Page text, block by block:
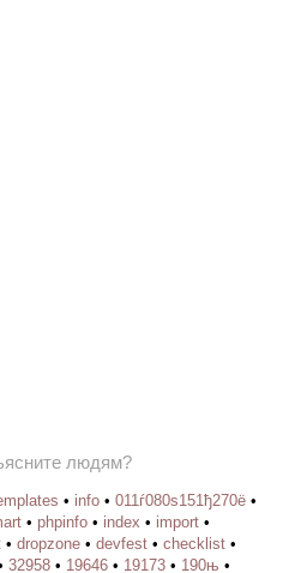
людям?
• info • 011ѓ080ѕ151ђ270ё •
• phpinfo • index • import •
• dropzone • devfest • checklist •
32958 • 19646 • 19173 • 190њ •